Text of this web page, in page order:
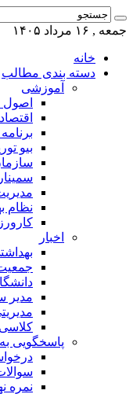
جمعه , ۱۶ مرداد ۱۴۰۵
خانه
دسته بندی مطالب
آموزشی
اصول
بیو
نظام
اخبار
مدیر
کلاسی
پاسخگویی
نمره